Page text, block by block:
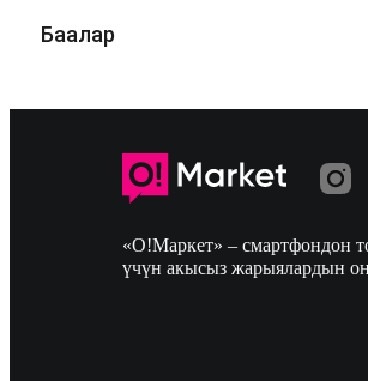
Баалар
«О!Маркет» – смартфондон
үчүн акысыз жарыялардын